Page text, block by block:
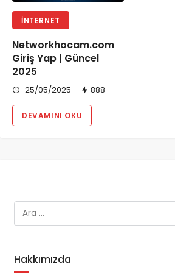
İNTERNET
Networkhocam.com
Giriş Yap | Güncel
2025
25/05/2025 888
DEVAMINI OKU
Hakkımızda